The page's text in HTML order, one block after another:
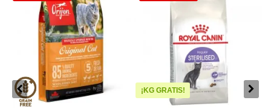
¡KG GRATIS!